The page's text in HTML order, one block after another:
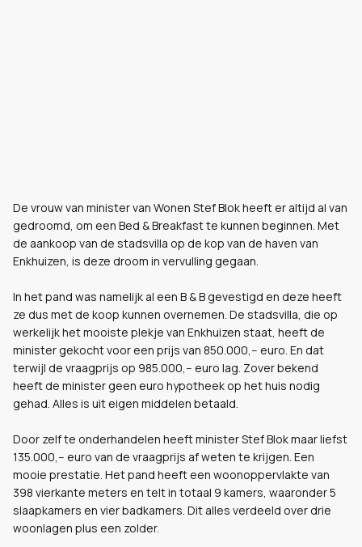
De vrouw van minister van Wonen Stef Blok heeft er altijd al van
gedroomd, om een Bed & Breakfast te kunnen beginnen. Met
de aankoop van de stadsvilla op de kop van de haven van
Enkhuizen, is deze droom in vervulling gegaan.
In het pand was namelijk al een B & B gevestigd en deze heeft
ze dus met de koop kunnen overnemen. De stadsvilla, die op
werkelijk het mooiste plekje van Enkhuizen staat, heeft de
minister gekocht voor een prijs van 850.000,-- euro. En dat
terwijl de vraagprijs op 985.000,-- euro lag. Zover bekend
heeft de minister geen euro hypotheek op het huis nodig
gehad. Alles is uit eigen middelen betaald.
Door zelf te onderhandelen heeft minister Stef Blok maar liefst
135.000,-- euro van de vraagprijs af weten te krijgen. Een
mooie prestatie. Het pand heeft een woonoppervlakte van
398 vierkante meters en telt in totaal 9 kamers, waaronder 5
slaapkamers en vier badkamers. Dit alles verdeeld over drie
woonlagen plus een zolder.